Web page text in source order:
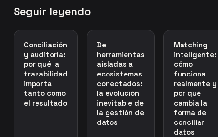
Seguir leyendo
Conciliación
y auditoría:
por qué la
trazabilidad
importa
tanto como
el resultado
De
herramientas
aisladas a
ecosistemas
conectados:
la evolución
inevitable de
la gestión de
datos
Matching
inteligente:
cómo
funciona
realmente y
por qué
cambia la
forma de
conciliar
datos